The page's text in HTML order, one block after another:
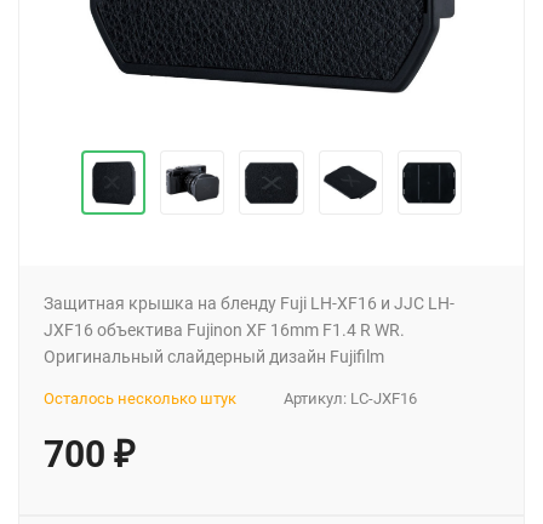
Защитная крышка на бленду Fuji LH-XF16 и JJC LH-
JXF16 объектива Fujinon XF 16mm F1.4 R WR.
Оригинальный слайдерный дизайн Fujifilm
Артикул: LC-JXF16
Осталось несколько штук
700 ₽